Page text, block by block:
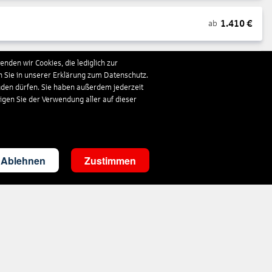
ab 1.410€
wir Cookies, die lediglich zur
in unserer Erklärung zum Datenschutz.
dürfen. Sie haben außerdem jederzeit
Sie der Verwendung aller auf dieser
Ablehnen Zustimmen